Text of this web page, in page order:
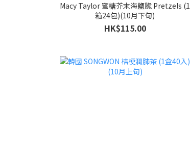
Macy Taylor 蜜糖芥末海鹽脆 Pretzels (1
箱24包)(10月下旬)
HK$115.00